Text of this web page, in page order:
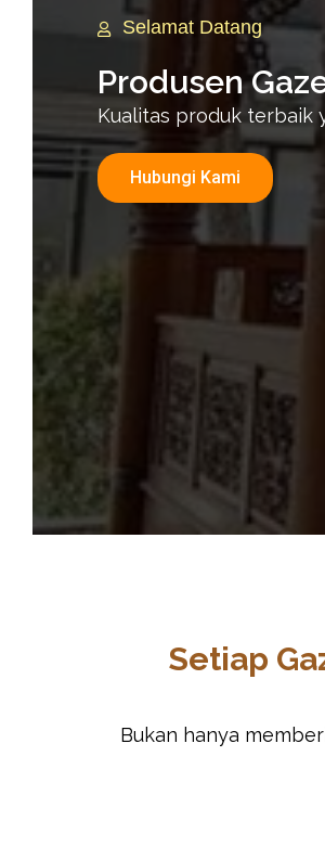
Selamat Datang
Produsen
Kualitas produk terbaik
Hubungi Kami
Setiap
Bukan hanya